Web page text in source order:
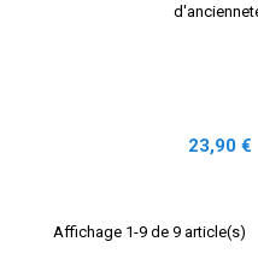
Prix
23,90 €
Affichage 1-9 de 9 article(s)